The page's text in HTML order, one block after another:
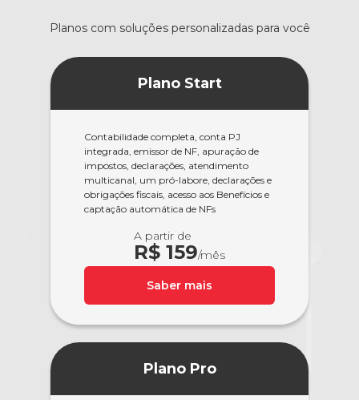
Planos com soluções personalizadas para você
Plano Start
Contabilidade completa, conta PJ
integrada, emissor de NF, apuração de
impostos, declarações, atendimento
multicanal, um pró-labore, declarações e
obrigações fiscais, acesso aos Benefícios e
captação automática de NFs
A partir de
R$ 159/mês
Saber mais
Plano Pro